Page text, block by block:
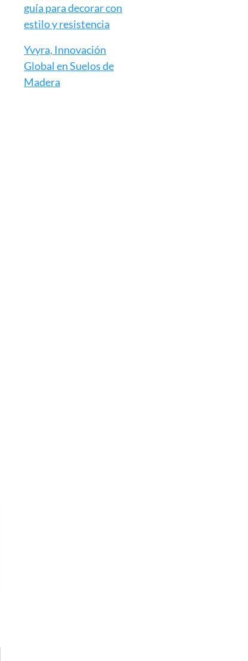
guía para decorar con
estilo y resistencia
Yvyra, Innovación
Global en Suelos de
Madera